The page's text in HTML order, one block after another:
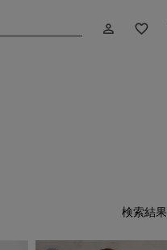
person_outline favorite_border
検索結果